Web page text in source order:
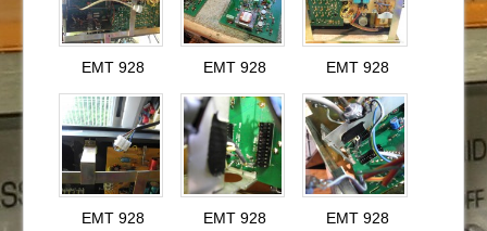
EMT 928 EMT 928 EMT 928
EMT 928 EMT 928 EMT 928